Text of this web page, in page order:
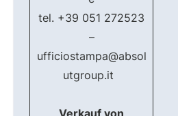
tel. +39 051 272523
–
ufficiostampa@absol
utgroup.it